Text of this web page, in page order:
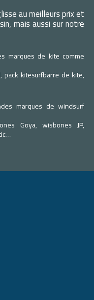
au meilleurs prix et
mais aussi sur notre
marques de kite comme
kitesurfbarre de kite,
marques de windsurf
Goya, wisbones JP,